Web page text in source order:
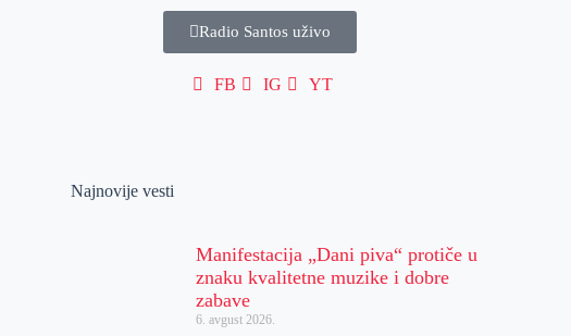
Radio Santos uživo
FB IG YT
Najnovije vesti
Manifestacija „Dani piva“ protiče u
znaku kvalitetne muzike i dobre
zabave
6. avgust 2026.